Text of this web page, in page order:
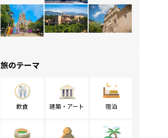
旅のテーマ
飲食 建築・アート 宿泊